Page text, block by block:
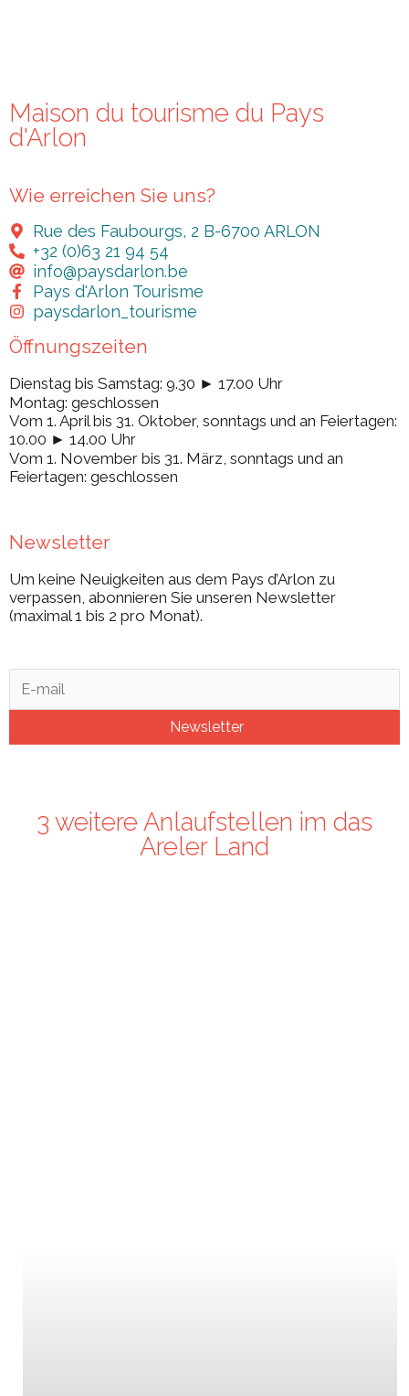
Maison du tourisme du Pays
d'Arlon
Wie erreichen Sie uns?
Rue des Faubourgs, 2 B-6700 ARLON
+32 (0)63 21 94 54
info@paysdarlon.be
Pays d'Arlon Tourisme
paysdarlon_tourisme
Öffnungszeiten
Dienstag bis Samstag: 9.30 ► 17.00 Uhr
Montag: geschlossen
Vom 1. April bis 31. Oktober, sonntags und an Feiertagen:
10.00 ► 14.00 Uhr
Vom 1. November bis 31. März, sonntags und an
Feiertagen: geschlossen
Newsletter
Um keine Neuigkeiten aus dem Pays d’Arlon zu
verpassen, abonnieren Sie unseren Newsletter
(maximal 1 bis 2 pro Monat).
Newsletter
3 weitere Anlaufstellen im das
Areler Land